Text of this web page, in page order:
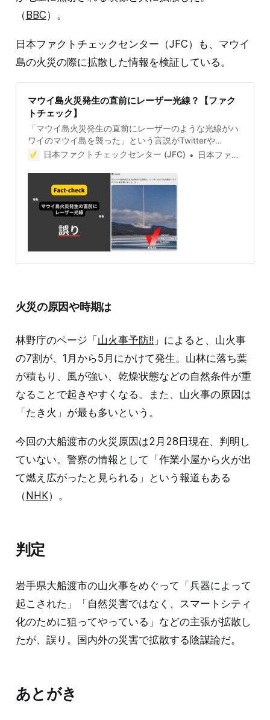
（BBC）。
日本ファクトチェックセンター（JFC）も、マウイ
島の火災の際に拡散した情報を検証している。
マウイ島火災発生の直前にレーザー光線？【ファク
トチェック】
「マウイ島火災発生の直前にレーザーのような光線がハ
ワイのマウイ島を襲った」という言説がTwitterや
Facebookなどで拡散しましたが、誤りです。添付され
真です。 検証対象 「マウイ島火災発生の直前にレーザ
ーのような光線がハワイのマウイ島を襲った」という言
説が拡散した（例1、2）。このツイートは34万5600回
表示され、リツイート565件、いいね1570件を獲得して
いる。 リプライ欄には「遠隔操作無人機からの高出力レ
ーザービーム照射じゃなかったっけ？」などの声の一方
で、疑義を呈するツイートも多くある。 添付されている
稿したロケット発射時の写真（2枚目）と一致する。
についても検証し、「誤り」と判定
日本ファクトチェックセンター (JFC) 日本ファクトチェックセンター(JFC)
火災の原因や時期は
林野庁のページ「山火事予防!!」によると、山火事
の7割が、1月から5月にかけて発生。山林に落ち葉
が積もり、風が強い、乾燥状態などの自然条件が重
なることで起きやすくなる。また、山火事の原因は
「たき火」が最も多いという。
今回の大船渡市の火災原因は2月28日現在、判明し
ていない。警察の情報として「作業小屋から火が出
て燃え広がったと見られる」という報道もある
（NHK）。
判定
岩手県大船渡市の山火事をめぐって「兵器によって
起こされた」「自然災害ではなく、スマートシティ
化のために狙ってやっている」などの主張が拡散し
たが、誤り。国内外の災害で拡散する陰謀論だ。
あとがき